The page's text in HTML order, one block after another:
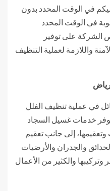
في الوقت المحدد بدون
في الوقت المحدد
الشركة على توفير
واللازمة لعملية التنظيف
في عملية تنظيف الفلل
نوفر خدمات غسيل السجاد
إلى جانب تعقيم
والجدران والأرضيات
والكثير من الأعمال